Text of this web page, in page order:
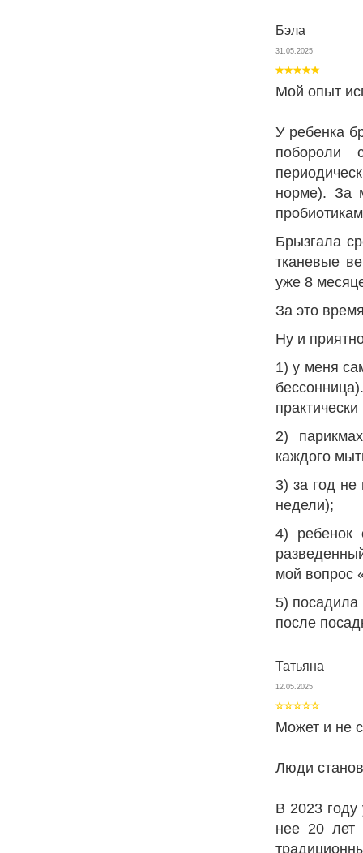
Бэла
31.05.2025
Мой опыт
У ребенка
побороли
норме). За
Брызгала
тканевые
уже 8
За это
Ну и
1) у меня
2)
каждого
3) за год
недели);
4) ребенок
мой вопрос
5) посадила
после
Татьяна
12.05.2025
Может и не
Люди
В 2023
нее 20 лет